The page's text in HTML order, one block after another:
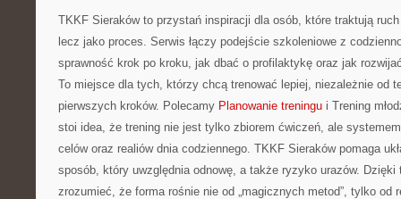
TKKF Sieraków to przystań inspiracji dla osób, które traktują
lecz jako proces. Serwis łączy podejście szkoleniowe z
sprawność krok po kroku, jak dbać o profilaktykę oraz jak
To miejsce dla tych, którzy chcą trenować lepiej, niezależnie od
pierwszych kroków. Polecamy Planowanie treningu i Trening
stoi idea, że trening nie jest tylko zbiorem ćwiczeń, ale
celów oraz realiów dnia codziennego. TKKF Sieraków pomaga
sposób, który uwzględnia odnowę, a także ryzyko urazów.
zrozumieć, że forma rośnie nie od „magicznych metod”, tylko od